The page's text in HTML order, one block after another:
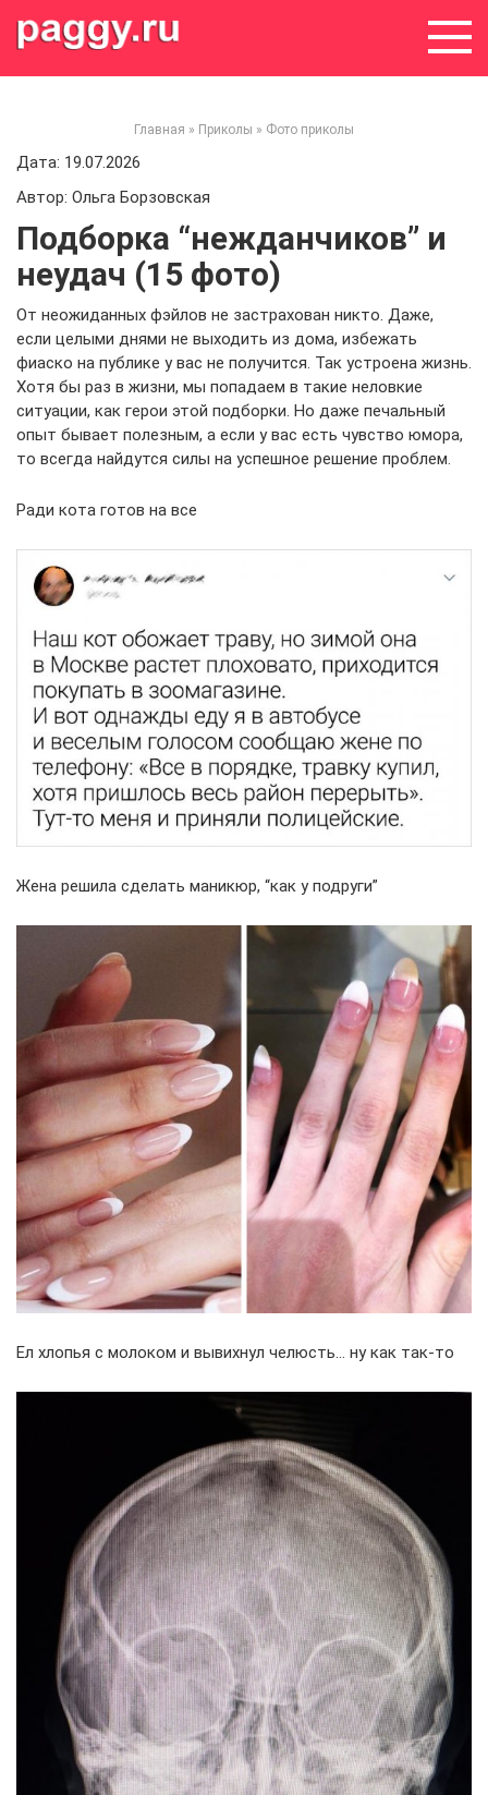
Главная » Приколы » Фото приколы
Дата: 19.07.2026
Автор: Ольга Борзовская
Подборка “нежданчиков” и
неудач (15 фото)
От неожиданных фэйлов не застрахован никто. Даже,
если целыми днями не выходить из дома, избежать
фиаско на публике у вас не получится. Так устроена жизнь.
Хотя бы раз в жизни, мы попадаем в такие неловкие
ситуации, как герои этой подборки. Но даже печальный
опыт бывает полезным, а если у вас есть чувство юмора,
то всегда найдутся силы на успешное решение проблем.
Ради кота готов на все
Жена решила сделать маникюр, “как у подруги”
Ел хлопья с молоком и вывихнул челюсть… ну как так-то